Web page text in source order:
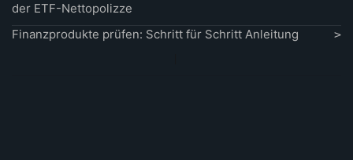
der ETF-Nettopolizze
Finanzprodukte prüfen: Schritt für Schritt Anleitung